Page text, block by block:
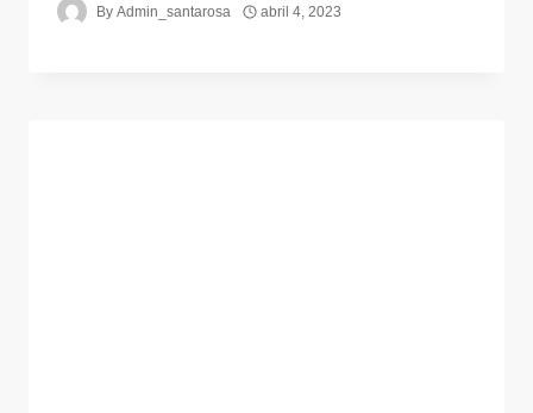
By Admin_santarosa abril 4, 2023